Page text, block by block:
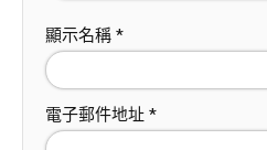
顯示名稱 *
電子郵件地址 *